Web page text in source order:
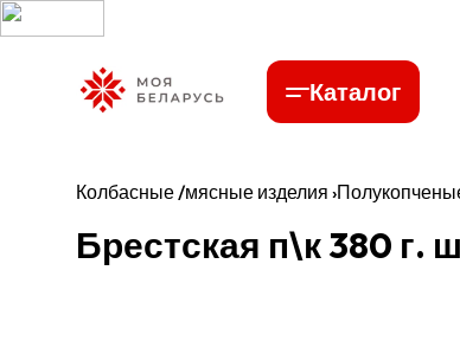
Каталог
Колбасные /мясные изделия ›
Брестская п\к 380 г.